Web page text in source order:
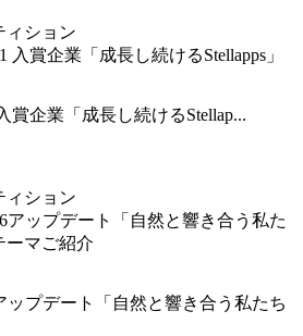
ィション
賞企業「成長し続けるStellap...
ィション
ップデート「自然と響き合う私たち